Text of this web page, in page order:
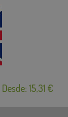
Desde: 15,31 €